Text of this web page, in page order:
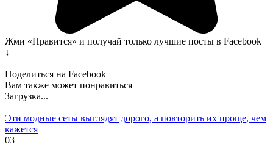
Жми «Нравится» и получай только лучшие посты в Facebook
↓
Поделиться на Facebook
Вам также может понравиться
Загрузка...
Эти модные сеты выглядят дорого, а повторить их проще, чем
кажется
03